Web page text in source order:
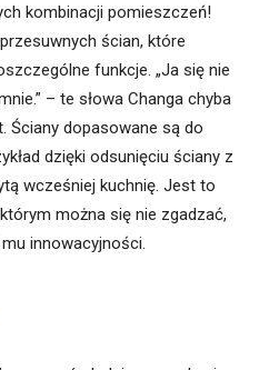
kombinacji pomieszczeń!
ścian, które
funkcje. „Ja się nie
– te słowa Changa chyba
Ściany dopasowane są do
dzięki odsunięciu ściany z
wcześniej kuchnię. Jest to
można się nie zgadzać,
innowacyjności.